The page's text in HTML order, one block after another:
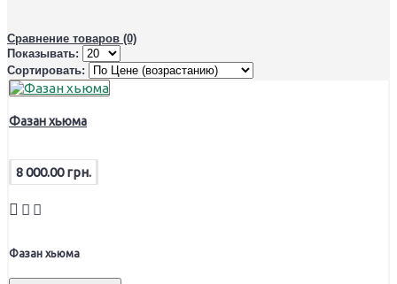
Сравнение товаров (0)
Показывать:
Сортировать:
Фазан хьюма
8 000.00 грн.
Фазан хьюма